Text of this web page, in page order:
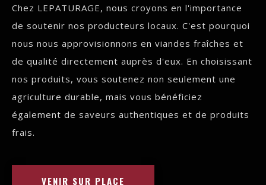
Chez LEPATURAGE, nous croyons en l'importance
de soutenir nos producteurs locaux. C'est pourquoi
nous nous approvisionnons en viandes fraîches et
de qualité directement auprès d'eux. En choisissant
nos produits, vous soutenez non seulement une
agriculture durable, mais vous bénéficiez
également de saveurs authentiques et de produits
frais.
VENIR SUR PLACE